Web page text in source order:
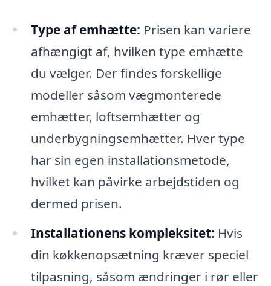
Type af emhætte: Prisen kan variere
afhængigt af, hvilken type emhætte
du vælger. Der findes forskellige
modeller såsom vægmonterede
emhætter, loftsemhætter og
underbygningsemhætter. Hver type
har sin egen installationsmetode,
hvilket kan påvirke arbejdstiden og
dermed prisen.
Installationens kompleksitet: Hvis
din køkkenopsætning kræver speciel
tilpasning, såsom ændringer i rør eller